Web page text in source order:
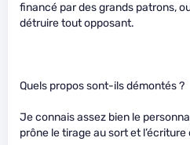
financé par des grands patrons,
détruire tout opposant.
Quels propos sont-ils démontés ?
Je connais assez bien le
prône le tirage au sort et